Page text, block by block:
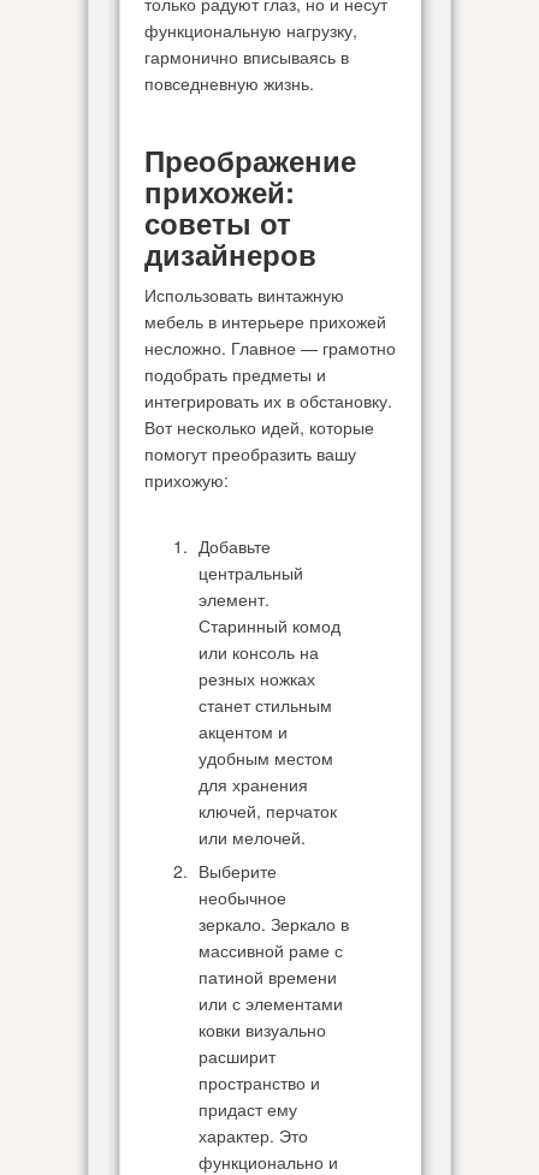
функциональную нагрузку,
гармонично вписываясь в
повседневную жизнь.
Преображение
прихожей:
советы от
дизайнеров
Использовать винтажную
мебель в интерьере прихожей
несложно. Главное — грамотно
подобрать предметы и
интегрировать их в обстановку.
Вот несколько идей, которые
помогут преобразить вашу
прихожую:
Добавьте
центральный
элемент.
Старинный комод
или консоль на
резных ножках
станет стильным
акцентом и
удобным местом
для хранения
ключей, перчаток
или мелочей.
Выберите
необычное
зеркало. Зеркало в
массивной раме с
патиной времени
или с элементами
ковки визуально
расширит
пространство и
придаст ему
характер. Это
функционально и